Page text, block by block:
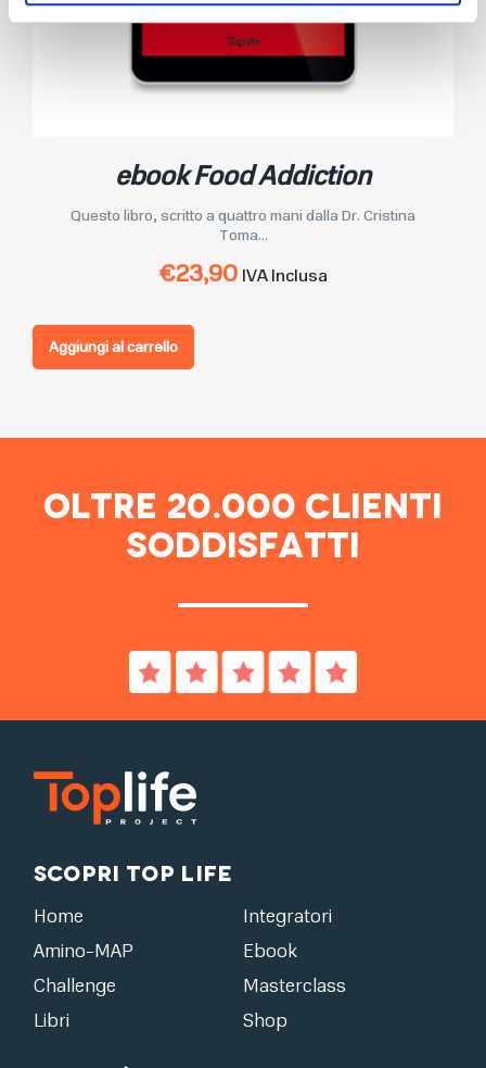
ebook Food Addiction
Questo libro, scritto a quattro mani dalla Dr. Cristina
Toma...
€23,90 IVA Inclusa
Aggiungi al carrello
Oltre 20.000 Clienti
Soddisfatti
Scopri Top Life
Home
Integratori
Amino-MAP
Ebook
Challenge
Masterclass
Libri
Shop